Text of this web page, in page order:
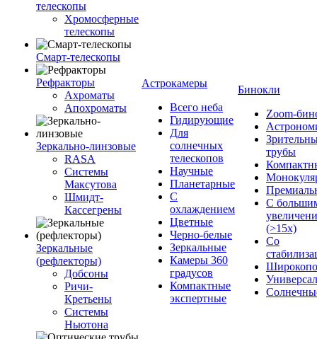
телескопы
Хромосферные
телескопы
Смарт-телескопы
Рефракторы
Ахроматы
Апохроматы
Зеркально-линзовые
RASA
Системы
Максутова
Шмидт-
Кассегрены
Зеркальные
(рефлекторы)
Добсоны
Ричи-
Кретьены
Системы
Ньютона
Астрокамеры
Всего неба
Гидирующие
Для
солнечных
телескопов
Научные
Планетарные
С
охлаждением
Цветные
Черно-белые
Зеркальные
Камеры 360
градусов
Компактные
экспертные
Бинокли
Zoom-
трубы
С
(>15x)
Со